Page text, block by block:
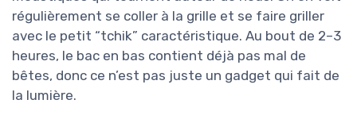
régulièrement se coller à la grille et se faire griller
avec le petit “tchik” caractéristique. Au bout de 2–3
heures, le bac en bas contient déjà pas mal de
bêtes, donc ce n’est pas juste un gadget qui fait de
la lumière.